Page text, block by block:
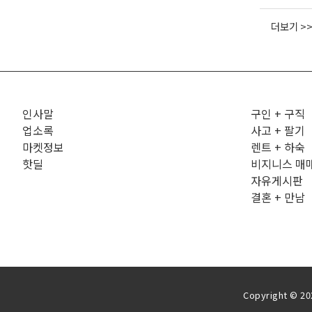
더보기 >>
인사말
업소록
마켓정보
핫딜
구인 + 구직
사고 + 팔기
렌트 + 하숙
비지니스 매
자유게시판
결혼 + 만남
Copyright ©